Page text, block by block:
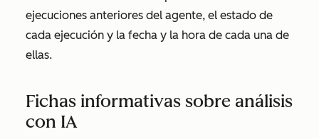
ejecuciones anteriores del agente, el estado de
cada ejecución y la fecha y la hora de cada una de
ellas.
Fichas informativas sobre análisis
con IA